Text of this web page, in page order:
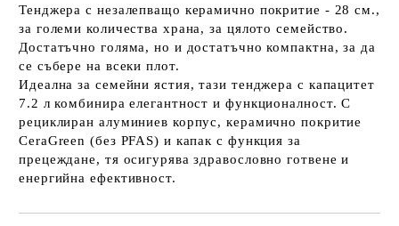
Тенджера с незалепващо керамично покритие - 28 см.,
за големи количества храна, за цялото семейство.
Достатъчно голяма, но и достатъчно компактна, за да
се събере на всеки плот.
Идеална за семейни ястия, тази тенджера с капацитет
7.2 л комбинира елегантност и функционалност. С
рециклиран алуминиев корпус, керамично покритие
CeraGreen (без PFAS) и капак с функция за
прецеждане, тя осигурява здравословно готвене и
енергийна ефективност.